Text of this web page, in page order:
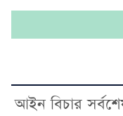
আইন বিচার